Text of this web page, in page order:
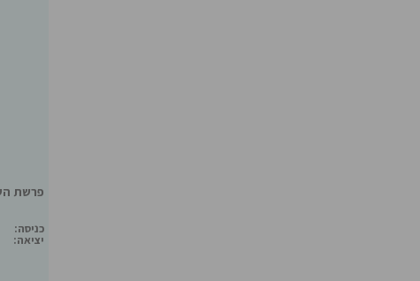
פרשת
כניסה:
יציאה: